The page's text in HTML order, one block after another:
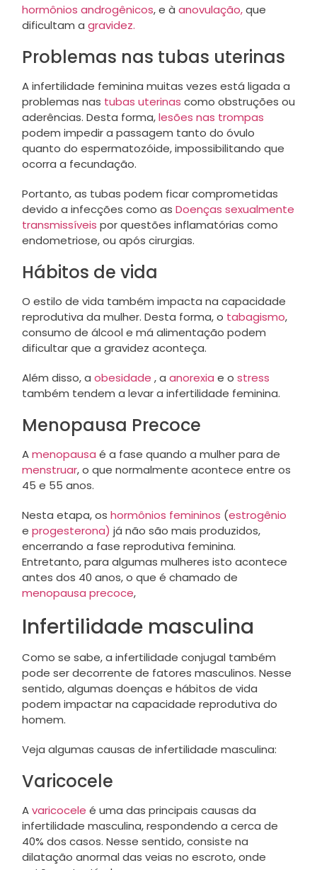
hormônios androgênicos, e à anovulação,que
dificultam a gravidez.
Problemas nas tubas uterinas
A infertilidade feminina muitas vezes está ligada a
problemas nas tubas uterinas como obstruções ou
aderências. Desta forma,lesões nas trompas
podem impedir a passagem tanto do óvulo
quanto do espermatozóide, impossibilitando que
ocorra a fecundação.
Portanto, as tubas podem ficar comprometidas
devido a infecções como as Doenças sexualmente
transmissíveis por questões inflamatórias como
endometriose, ou após cirurgias.
Hábitos de vida
O estilo de vida também impacta na capacidade
reprodutiva da mulher. Desta forma, o tabagismo,
consumo de álcool e má alimentação podem
dificultar que a gravidez aconteça.
Além disso, a obesidade , a anorexia e o stress
também tendem a levar a infertilidade feminina.
Menopausa Precoce
Amenopausa é a fase quando a mulher para de
menstruar, o que normalmente acontece entre os
45 e 55 anos.
Nesta etapa, os hormônios femininos (estrogênio
e progesterona) já não são mais produzidos,
encerrando a fase reprodutiva feminina.
Entretanto, para algumas mulheres isto acontece
antes dos 40 anos, o que é chamado de
menopausa precoce,
Infertilidade masculina
Como se sabe, a infertilidade conjugal também
pode ser decorrente de fatores masculinos. Nesse
sentido, algumas doenças e hábitos de vida
podem impactar na capacidade reprodutiva do
homem.
Veja algumas causas de infertilidade masculina:
Varicocele
Avaricocele é uma das principais causas da
infertilidade masculina, respondendo a cerca de
40% dos casos. Nesse sentido, consiste na
dilatação anormal das veias no escroto, onde